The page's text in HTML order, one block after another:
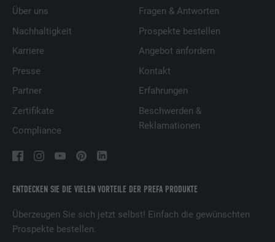
ENTDECKEN SIE DIE VIELEN VORTEILE DER PREFA PRODUKTE
Überzeugen Sie sich jetzt selbst! Einfach die gewünschten
Prospekte bestellen.
Über uns
Nachhaltigkeit
Karriere
Presse
Partner
Zertifikate
Compliance
Fragen & Antworten
Prospekte bestellen
Angebot anfordern
Kontakt
Erfahrungen
Beschwerden &
Reklamationen